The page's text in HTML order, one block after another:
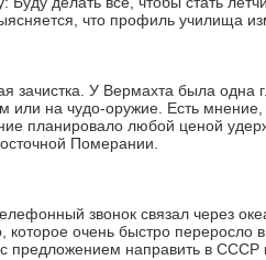
что профиль училища
зачистка. У Вермахта была одна
или на чудо-оружие. Есть
планировало любой ценой
Померании.
звонок связал через
которое очень быстро переросло
предложением направить в СССР